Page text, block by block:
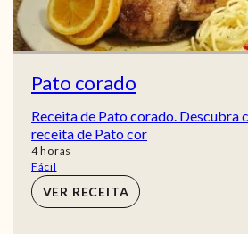
Pato corado
Receita de Pato corado. Descubra
receita de Pato cor
4horas
horas
Fácil
VER RECEITA